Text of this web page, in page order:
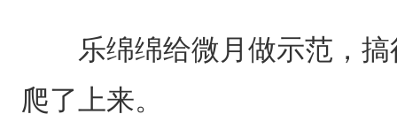
乐绵绵给微月做示范，搞
爬了上来。